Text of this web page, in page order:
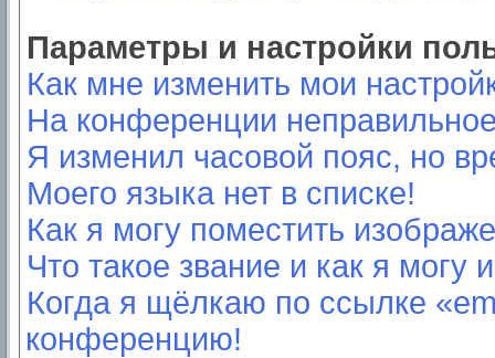
Параметры и настройки
Как мне изменить мои
На конференции
Я изменил часовой пояс, но
Моего языка нет в списке!
Как я могу поместить
Что такое звание и как я могу
Когда я щёлкаю по ссылке
конференцию!